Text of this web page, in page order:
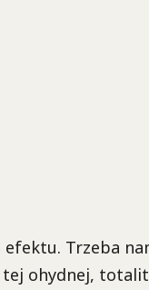
Trzeba
tej ohydnej,